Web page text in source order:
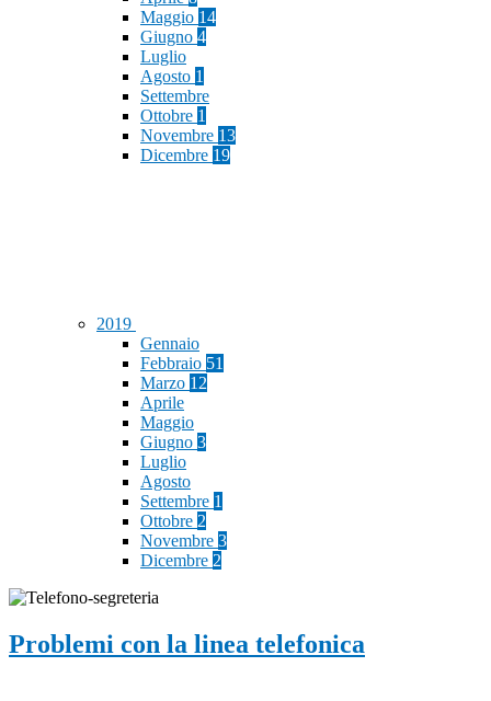
Maggio 14
Giugno 4
Luglio
Agosto 1
Settembre
Ottobre 1
Novembre 13
Dicembre 19
2019
Gennaio
Febbraio 51
Marzo 12
Aprile
Maggio
Giugno 3
Luglio
Agosto
Settembre 1
Ottobre 2
Novembre 3
Dicembre 2
Problemi con la linea telefonica